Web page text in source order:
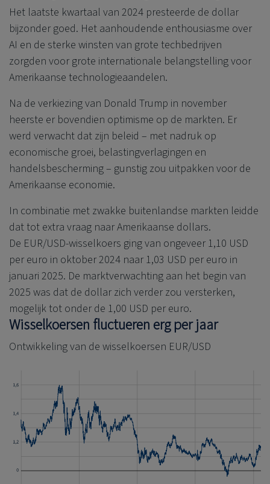
Het laatste kwartaal van 2024 presteerde de dollar
bijzonder goed. Het aanhoudende enthousiasme over
AI en de sterke winsten van grote techbedrijven
zorgden voor grote internationale belangstelling voor
Amerikaanse technologieaandelen.
Na de verkiezing van Donald Trump in november
heerste er bovendien optimisme op de markten. Er
werd verwacht dat zijn beleid – met nadruk op
economische groei, belastingverlagingen en
handelsbescherming – gunstig zou uitpakken voor de
Amerikaanse economie.
In combinatie met zwakke buitenlandse markten leidde
dat tot extra vraag naar Amerikaanse dollars.
De EUR/USD-wisselkoers ging van ongeveer 1,10 USD
per euro in oktober 2024 naar 1,03 USD per euro in
januari 2025. De marktverwachting aan het begin van
2025 was dat de dollar zich verder zou versterken,
mogelijk tot onder de 1,00 USD per euro.
Wisselkoersen fluctueren erg per jaar
Ontwikkeling van de wisselkoersen EUR/USD